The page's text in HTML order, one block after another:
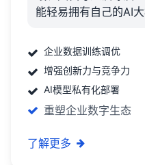
能轻易拥有自己的AI大
企业数据训练调优
增强创新力与竞争力
AI模型私有化部署
重塑企业数字生态
了解更多